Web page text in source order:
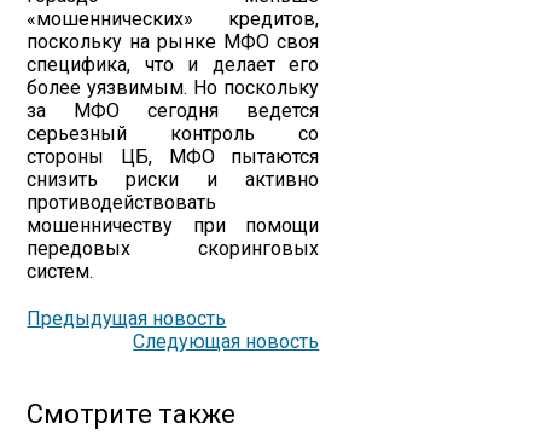
«мошеннических» кредитов,
поскольку на рынке МФО своя
специфика, что и делает его
более уязвимым. Но поскольку
за МФО сегодня ведется
серьезный контроль со
стороны ЦБ, МФО пытаются
снизить риски и активно
противодействовать
мошенничеству при помощи
передовых скоринговых
систем.
Предыдущая новость
Следующая новость
Смотрите также